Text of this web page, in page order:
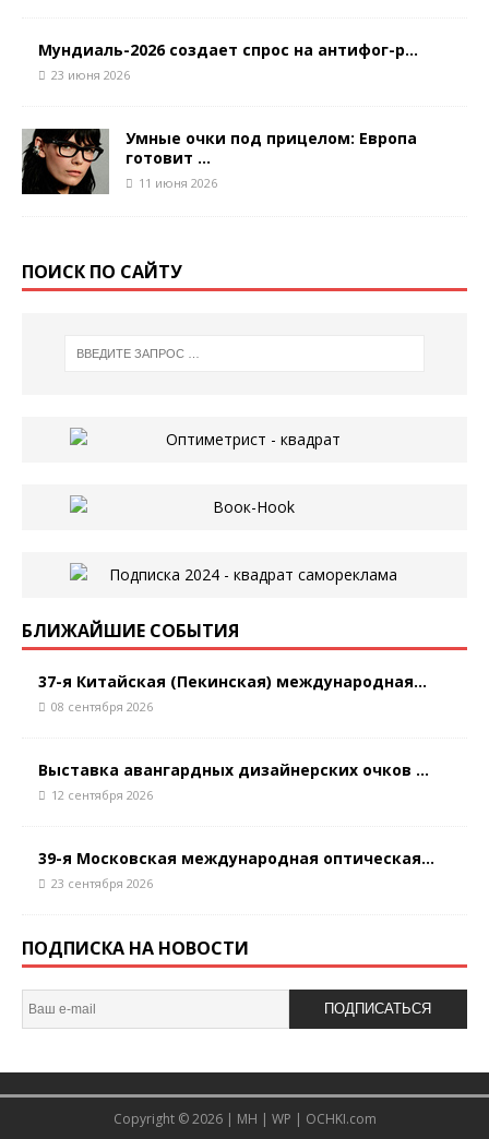
Мундиаль-2026 создает спрос на антифог-р...
23 июня 2026
Умные очки под прицелом: Европа
готовит ...
11 июня 2026
ПОИСК ПО САЙТУ
БЛИЖАЙШИЕ СОБЫТИЯ
37-я Китайская (Пекинская) международная...
08 сентября 2026
Выставка авангардных дизайнерских очков ...
12 сентября 2026
39-я Московская международная оптическая...
23 сентября 2026
ПОДПИСКА НА НОВОСТИ
ПОДПИСАТЬСЯ
Copyright © 2026 | MH | WP | OCHKI.com